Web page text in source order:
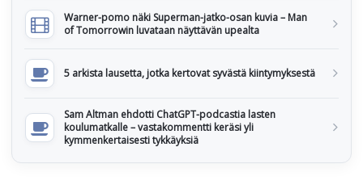
Warner-pomo näki Superman-jatko-osan kuvia – Man
of Tomorrowin luvataan näyttävän upealta
5 arkista lausetta, jotka kertovat syvästä kiintymyksestä
Sam Altman ehdotti ChatGPT-podcastia lasten
koulumatkalle – vastakommentti keräsi yli
kymmenkertaisesti tykkäyksiä